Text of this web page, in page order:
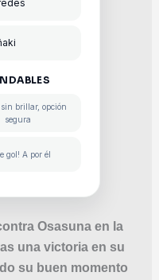
brillar, opción
segura
gol! A por él
Osasuna en la
una victoria en su
su buen momento